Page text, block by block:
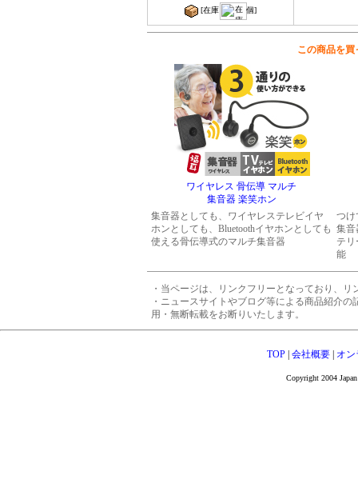
[在庫 個]
この商品を
ワイヤレス 骨伝導 マルチ
集音器 楽笑ホン
集音器としても、ワイヤレステレビイヤ
ホンとしても、Bluetoothイヤホンとしても
使える骨伝導式のマルチ集音器
つけ
集音
テ
能
・当ページは、リンクフリーとなっており、
・ニュースサイトやブログ等による商品紹介
用・無断転載をお断りいたします。
TOP |会社概要 オ
Copyright 2004